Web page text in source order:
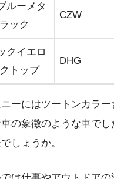
ルーメタ
ック
CZW
クイエロ
トップ
DHG
ーにはツートンカラ
の象徴のような車で
しょうか。